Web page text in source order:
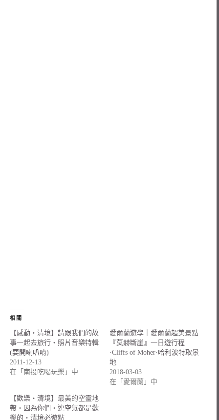
相關
【感動‧清境】請跟我們的故
事一起去旅行‧照片音樂特輯
(要開喇叭唷)
2011-12-13
在「南投吃喝玩樂」中
愛爾蘭遊學｜愛爾蘭超美景點
『莫赫斷崖』一日遊行程
·Cliffs of Moher·哈利波特取景
地
2018-03-03
在「愛爾蘭」中
【歡樂‧清境】最美的空靈地
帶‧因為你們‧連空氣都是歡
樂的‧清境必遊點